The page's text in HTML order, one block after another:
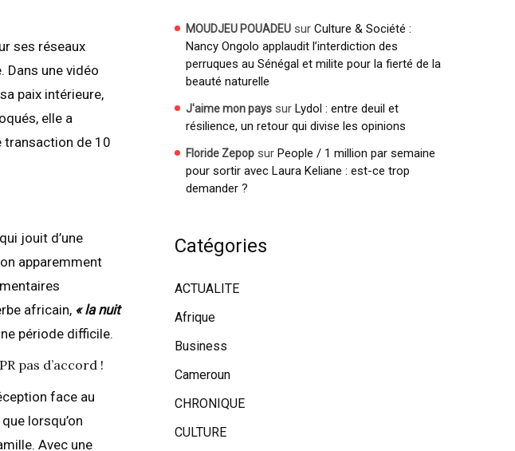
ses réseaux
Dans une vidéo
paix intérieure,
elle a
transaction de 10
jouit d’une
apparemment
africain, « la nuit
période difficile.
pas d’accord !
face au
lorsqu’on
Avec une
MOUDJEU POUADEU sur Culture & Société :
Nancy Ongolo applaudit l’interdiction des
perruques au Sénégal et milite pour la fierté de la
beauté naturelle
J'aime mon pays sur Lydol : entre deuil et
résilience, un retour qui divise les opinions
Floride Zepop sur People / 1 million par semaine
pour sortir avec Laura Keliane : est-ce trop
demander ?
Catégories
ACTUALITE
Afrique
Business
Cameroun
CHRONIQUE
CULTURE